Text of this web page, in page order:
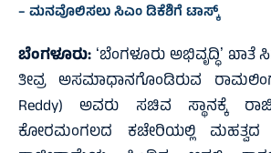
– ಮನವೊಲಿಸಲು ಸಿಎಂ ಡಿಕೆಶಿಗೆ ಟಾಸ್ಕ್‌
ಬೆಂಗಳೂರು: ʻಬೆಂಗಳೂರು ಅಭಿವೃದ್ಧಿʼ ಖಾತೆ
ತೀವ್ರ ಅಸಮಾಧಾನಗೊಂಡಿರುವ
Reddy) ಅವರು ಸಚಿವ ಸ್ಥಾನಕ್ಕೆ
ಕೋರಮಂಗಲದ ಕಚೇರಿಯಲ್ಲಿ ಮಹತ್ವದ